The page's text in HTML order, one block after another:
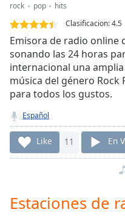
Duration
Loaded:
0.00%
Stream
TypeLIVE
Seek to
live,
currently
behind
live LIVE
Remaining
Time-
Playback
Rate
rock pop
hits
Clasificacion:4.5
Emisora de radio online
sonando las 24 horas
internacional una
música del género Rock
para todos los gustos.
Español
Like 11 En
Estaciones de